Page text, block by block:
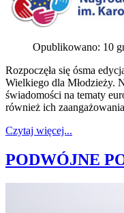
Opublikowano: 10
Rozpoczęła się ósma
Wielkiego dla Młodzieży.
świadomości na tematy
również ich
Czytaj więcej...
PODWÓJNE